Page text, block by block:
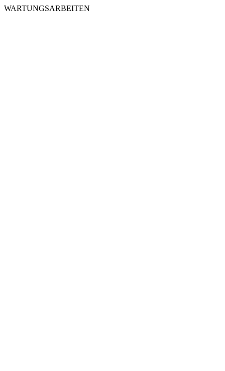
WARTUNGSARBEITEN